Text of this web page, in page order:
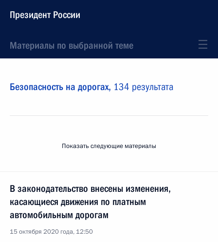
Президент России
Материалы по выбранной теме
Безопасность на дорогах, 134 результата
Показать следующие материалы
В законодательство внесены изменения,
касающиеся движения по платным
автомобильным дорогам
15 октября 2020 года, 12:50